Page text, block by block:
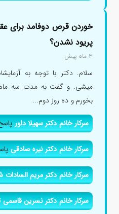
خوردن قرص دوفامد برای
پریود نشدن؟
۳ ماه پیش
سلام. دکتر با توجه به
میشی. و گفت به مدت سه
بخورم و ده روز دوم...
سرکار خانم دکتر سهیلا داور
سرکار خانم دکتر نیره صادقی
سرکار خانم دکتر مریم السادات
سرکار خانم دکتر نسرین